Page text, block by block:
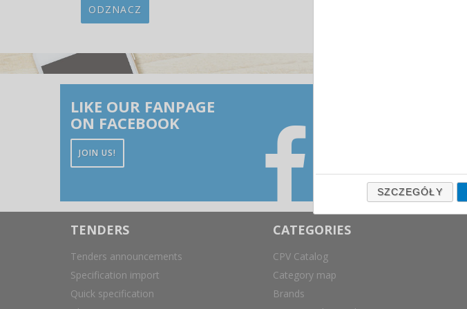
ODZNACZ
LIKE OUR FANPAGE
ON FACEBOOK
JOIN US!
skrzynkę mailową.
TENDERS
Tenders announcements
Specification import
Quick specification
CATEGORIES
CPV Catalog
Category map
Brands
SZCZEGÓŁY